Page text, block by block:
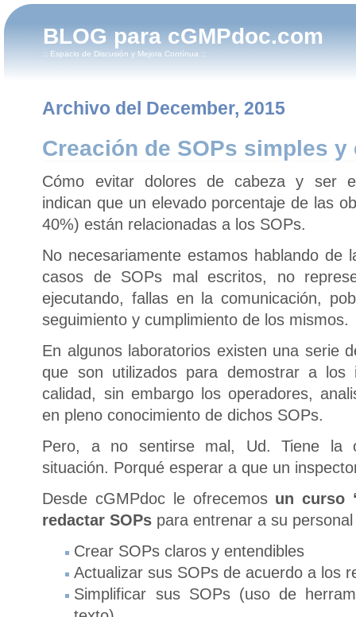
BLOG para cGMPdoc.com
:: Espacio de Discusión y Mejora Contínua ::
Archivo del December, 2015
Creación de SOPs simples
Cómo evitar dolores de cabeza y ser
indican que un elevado porcentaje de las
40%) están relacionadas a los SOPs.
No necesariamente estamos hablando de
casos de SOPs mal escritos, no
ejecutando, fallas en la comunicación,
seguimiento y cumplimiento de los mismos.
En algunos laboratorios existen una serie
que son utilizados para demostrar a los
calidad, sin embargo los operadores,
en pleno conocimiento de dichos SOPs.
Pero, a no sentirse mal, Ud. Tiene la
situación. Porqué esperar a que un
Desde cGMPdoc le ofrecemos un curso
redactar SOPs para entrenar a su
Crear SOPs claros y entendibles
Actualizar sus SOPs de acuerdo a los
Simplificar sus SOPs (uso de